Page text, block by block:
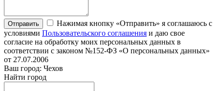
Отправить
Нажимая кнопку «Отправить» я соглашаюсь с
условиями Пользовательского соглашения и даю свое
согласие на обработку моих персональных данных в
соответствии с законом №152-ФЗ «О персональных данных»
от 27.07.2006
Ваш город: Чехов
Найти город